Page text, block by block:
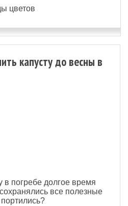
цветов
капусту до весны в
в погребе долгое время
все полезные